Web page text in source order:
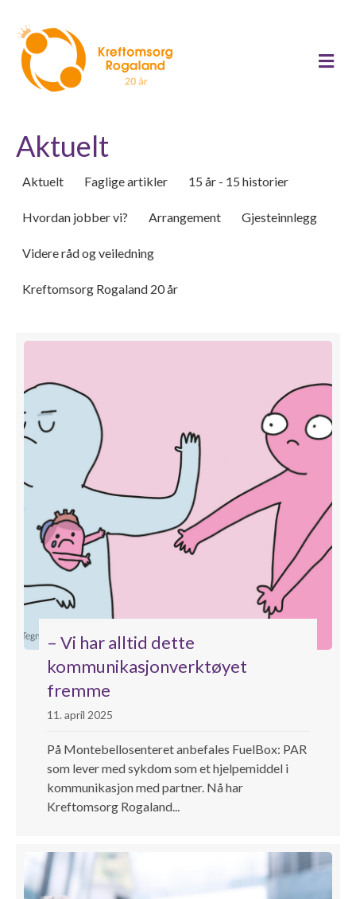
Aktuelt
Aktuelt Faglige artikler 15 år - 15 historier
Hvordan jobber vi? Arrangement Gjesteinnlegg
Videre råd og veiledning
Kreftomsorg Rogaland 20 år
– Vi har alltid dette
kommunikasjonverktøyet
fremme
11. april 2025
På Montebellosenteret anbefales FuelBox: PAR
som lever med sykdom som et hjelpemiddel i
kommunikasjon med partner. Nå har
Kreftomsorg Rogaland...